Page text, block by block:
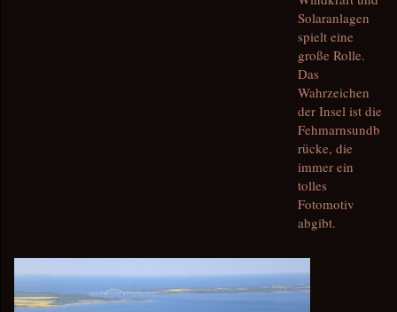
Solaranlagen
spielt eine
große Rolle.
Das
Wahrzeichen
der Insel ist die
Fehmarnsundb
rücke, die
immer ein
tolles
Fotomotiv
abgibt.